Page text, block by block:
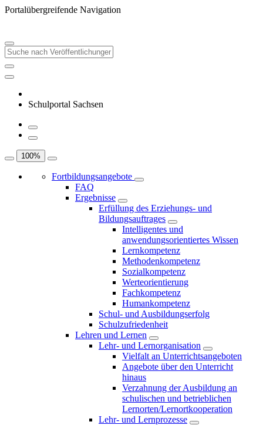
Portalübergreifende Navigation
Schulportal Sachsen
100%
Fortbildungsangebote
FAQ
Ergebnisse
Erfüllung des Erziehungs- und
Bildungsauftrages
Intelligentes und
anwendungsorientiertes Wissen
Lernkompetenz
Methodenkompetenz
Sozialkompetenz
Werteorientierung
Fachkompetenz
Humankompetenz
Schul- und Ausbildungserfolg
Schulzufriedenheit
Lehren und Lernen
Lehr- und Lernorganisation
Vielfalt an Unterrichtsangeboten
Angebote über den Unterricht
hinaus
Verzahnung der Ausbildung an
schulischen und betrieblichen
Lernorten/Lernortkooperation
Lehr- und Lernprozesse